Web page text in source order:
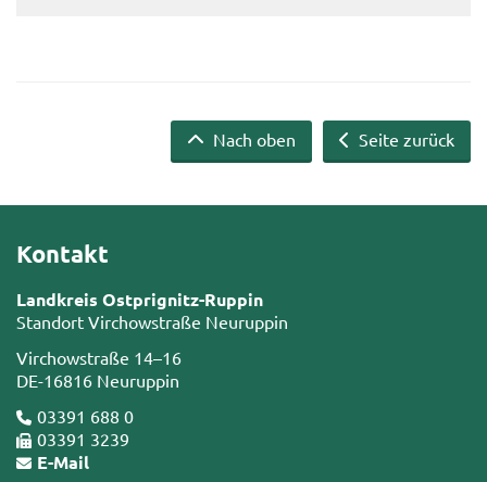
Seite zurück
Nach oben
Kontakt
Landkreis Ostprignitz-Ruppin
Standort Virchowstraße Neuruppin
Virchowstraße 14–16
DE-16816 Neuruppin
03391 688 0
03391 3239
E-Mail